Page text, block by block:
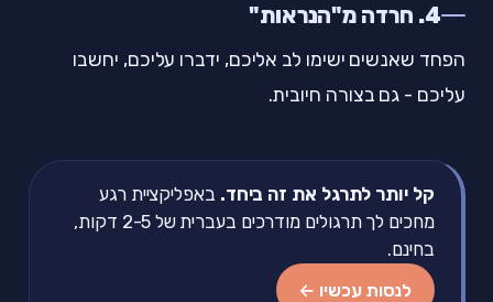
4. חרדה מ"הנראות"
הפחד שאנשים ישימו לב אליכם, ידברו עליכם, יחשבו
עליכם - גם בצורה חיובית.
קל יותר לתרגל את זה ביחד. באפליקציית רגע
מחכים לך תרגולים מודרכים בעברית של 2-5 דקות,
בחינם.
לנסות עכשיו ←